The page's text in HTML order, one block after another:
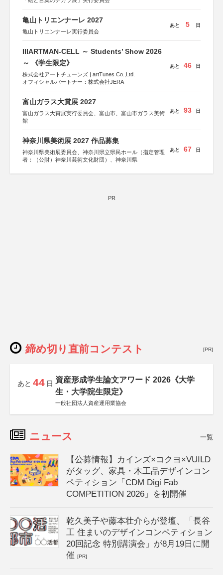
亀山トリエンナーレ 2027
亀山トリエンナーレ実行委員会
あと 5 日
IIIARTMAN-CELL ～ Students’ Show 2026
～ 《学生限定》
株式会社アートチューンズ | artTunes Co.,Ltd.
オフィシャルパートナー：株式会社JERA
あと 46 日
富山ガラス大賞展 2027
富山ガラス大賞展実行委員会、富山市、富山市ガラス美術
館
あと 93 日
神奈川県美術展 2027 作品募集
神奈川県美術展委員会、神奈川県立県民ホール（指定管理
者：（公財）神奈川芸術文化財団）、神奈川県
あと 67 日
PR
締め切り直前コンテスト [PR]
あと 44 日 資産形成学生論文アワード 2026《大学
生・大学院生限定》
一般社団法人資産運用業協会
ニュース 一覧
【公募情報】カインズ×コクヨ×VUILD
がタッグ、家具・木工品デザインコン
ペティション「CDM Digi Fab
COMPETITION 2026」を初開催
乾久美子や藤本壮介らが登壇、「長谷
工 住まいのデザインコンペティション
20回記念 特別講演会」が8月19日に開
催[PR]